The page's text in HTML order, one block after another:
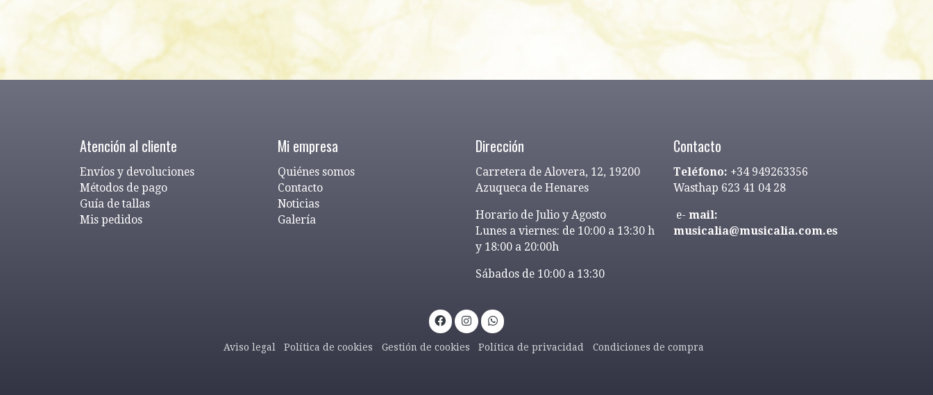
Atención al cliente
Envíos y devoluciones
Métodos de pago
Guía de tallas
Mis pedidos
Mi empresa
Quiénes somos
Contacto
Noticias
Galería
Dirección
Carretera de Alovera, 12, 19200
Azuqueca de Henares
Horario de Julio y Agosto
Lunes a viernes: de 10:00 a 13:30 h
y 18:00 a 20:00h
Sábados de 10:00 a 13:30
Contacto
Teléfono: +34 949263356
Wasthap 623 41 04 28
e- mail:
musicalia@musicalia.com.es
Aviso legal Política de cookies Gestión de cookies Política de privacidad Condiciones de compra